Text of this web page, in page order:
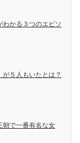
わかる３つのエピソ
５人もいたとは？
朝で一番有名な女